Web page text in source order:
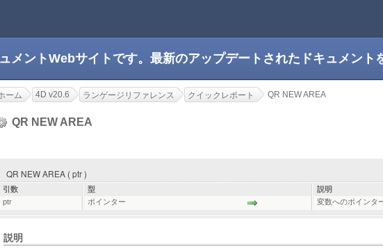
メントWebサイトです。最新のアップデートされたドキュメン
ーム 4D v20.6 ランゲージリファレンス クイックレポート QR NEW AREA
QR NEW AREA
QR NEW AREA ( ptr )
引数 型
説明
ptr
ポインター 変数へのポインタ
説明